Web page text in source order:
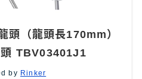
頭（龍頭長170mm）
TBV03401J1
by Rinker